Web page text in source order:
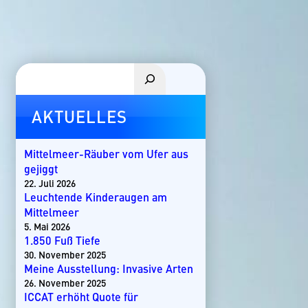
Suchen
AKTUELLES
Mittelmeer-Räuber vom Ufer aus
gejiggt
22. Juli 2026
Leuchtende Kinderaugen am
Mittelmeer
5. Mai 2026
1.850 Fuß Tiefe
30. November 2025
Meine Ausstellung: Invasive Arten
26. November 2025
ICCAT erhöht Quote für